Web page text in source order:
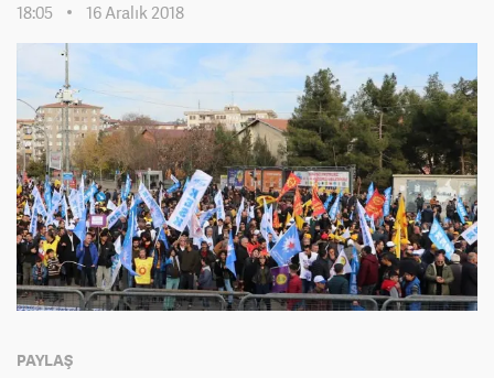
18:05 16 Aralık 2018
PAYLAŞ